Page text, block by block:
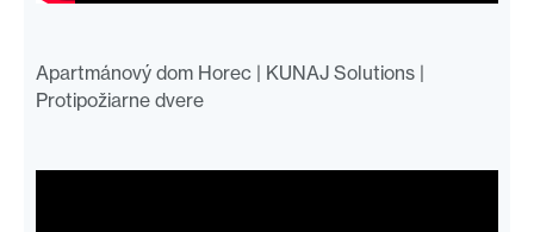
Apartmánový dom Horec | KUNAJ Solutions |
Protipožiarne dvere